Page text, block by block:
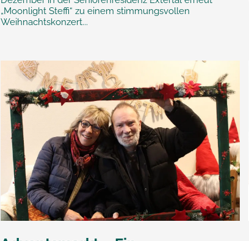
„Moonlight Steffi“ zu einem stimmungsvollen
Weihnachtskonzert...